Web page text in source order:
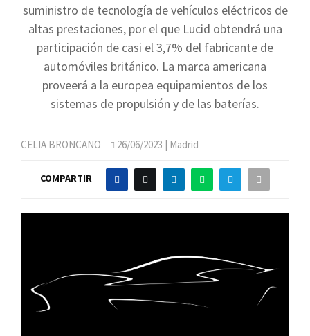
suministro de tecnología de vehículos eléctricos de
altas prestaciones, por el que Lucid obtendrá una
participación de casi el 3,7% del fabricante de
automóviles británico. La marca americana
proveerá a la europea equipamientos de los
sistemas de propulsión y de las baterías.
CELIA BRONCANO 26/06/2023 | Madrid
COMPARTIR